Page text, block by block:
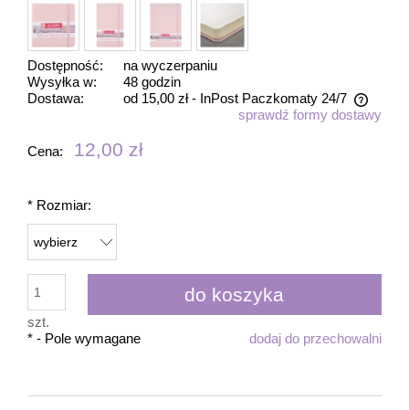
Dostępność:
na wyczerpaniu
Wysyłka w:
48 godzin
Dostawa:
od 15,00 zł - InPost Paczkomaty 24/7
Cena nie zawiera ewentualnych kosztów płatnościsprawdź formy dostawy
Cena: 12,00 zł
* Rozmiar:
szt.
do koszyka
dodaj do przechowalni
* - Pole wymagane